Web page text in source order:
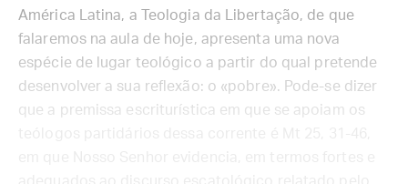
América Latina, a Teologia da Libertação, de que
falaremos na aula de hoje, apresenta uma nova
espécie de lugar teológico a partir do qual pretende
desenvolver a sua reflexão: o «pobre». Pode-se dizer
que a premissa escriturística em que se apoiam os